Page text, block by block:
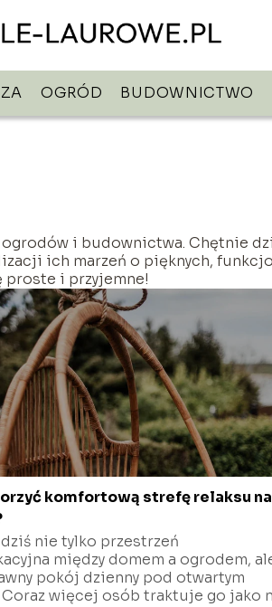
OGRÓD BUDOWNICTWO
ogrodów i budownictwa. Chętnie
ich marzeń o pięknych,
proste i przyjemne!
komfortową strefę relaksu na
nie tylko przestrzeń
między domem a ogrodem,
pokój dzienny pod otwartym
więcej osób traktuje go jako